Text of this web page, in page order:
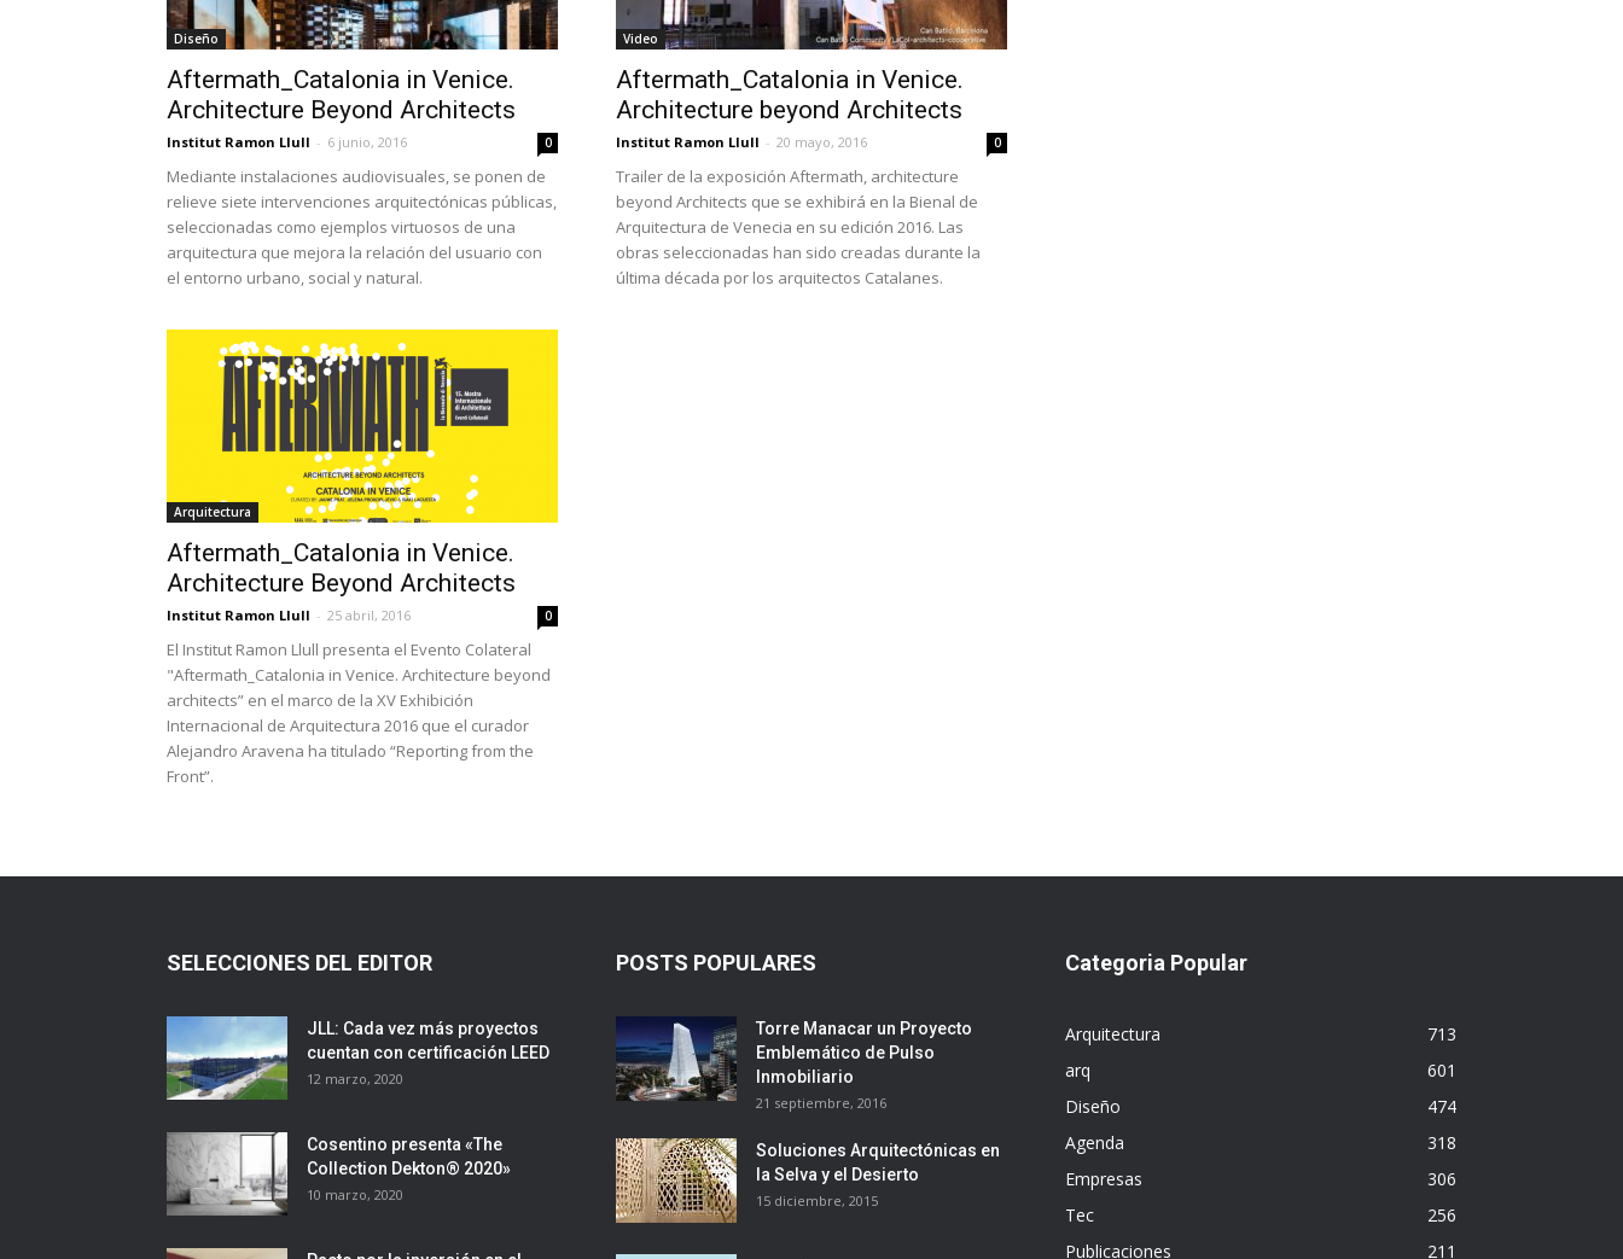
Diseño
Aftermath_Catalonia in Venice.
Architecture Beyond Architects
Institut Ramon Llull - 6 junio, 2016 0
Mediante instalaciones audiovisuales, se ponen de
relieve siete intervenciones arquitectónicas públicas,
seleccionadas como ejemplos virtuosos de una
arquitectura que mejora la relación del usuario con
el entorno urbano, social y natural.
Video
Aftermath_Catalonia in Venice.
Architecture beyond Architects
Institut Ramon Llull - 20 mayo, 2016 0
Trailer de la exposición Aftermath, architecture
beyond Architects que se exhibirá en la Bienal de
Arquitectura de Venecia en su edición 2016. Las
obras seleccionadas han sido creadas durante la
última década por los arquitectos Catalanes.
Arquitectura
Aftermath_Catalonia in Venice.
Architecture Beyond Architects
Institut Ramon Llull - 25 abril, 2016 0
El Institut Ramon Llull presenta el Evento Colateral
"Aftermath_Catalonia in Venice. Architecture beyond
architects” en el marco de la XV Exhibición
Internacional de Arquitectura 2016 que el curador
Alejandro Aravena ha titulado “Reporting from the
Front”.
SELECCIONES DEL EDITOR
JLL: Cada vez más proyectos
cuentan con certificación LEED
12 marzo, 2020
Cosentino presenta «The
Collection Dekton® 2020»
10 marzo, 2020
POSTS POPULARES
Torre Manacar un Proyecto
Emblemático de Pulso
Inmobiliario
21 septiembre, 2016
Soluciones Arquitectónicas en
la Selva y el Desierto
15 diciembre, 2015
Categoria Popular
Arquitectura
713
arq
601
Diseño
474
Agenda
318
Empresas
306
Tec
256
Publicaciones
211